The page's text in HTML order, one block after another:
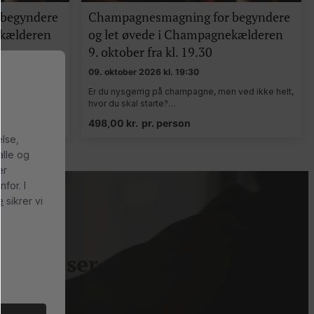
Champagnesmagning for begyndere
og let øvede i Champagnekælderen
9. oktober fra kl. 19.30
09. oktober 2026 kl. 19:30
Er du nysgerrig på champagne, men ved ikke helt,
hvor du skal starte?…
498,00 kr. pr. person
priser
priser
og
I
sikrer vi